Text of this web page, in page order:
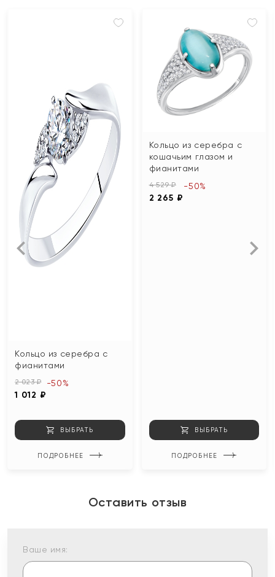
Кольцо из серебра с
фианитами
2 023 ₽
1 012 ₽
-50%
ВЫБРАТЬ
ПОДРОБНЕЕ
Кольцо из серебра с
кошачьим глазом и
фианитами
4 529 ₽
2 265 ₽
-50%
ВЫБРАТЬ
ПОДРОБНЕЕ
Оставить отзыв
Ваше имя: